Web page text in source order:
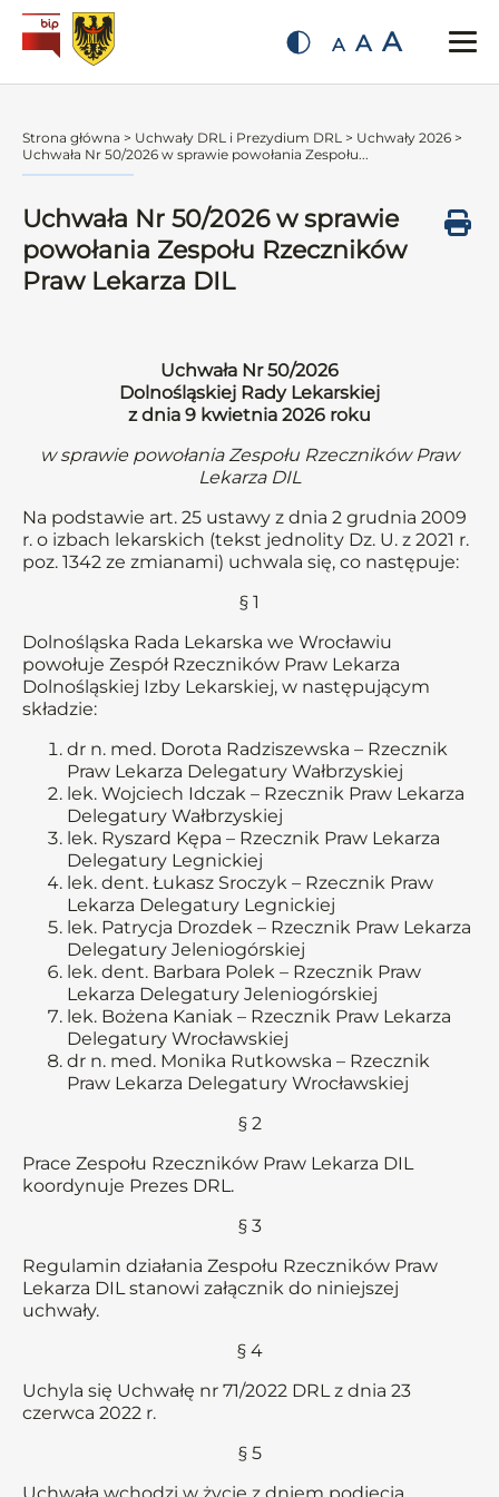
A A A
Strona główna > Uchwały DRL i Prezydium DRL > Uchwały 2026 >
Uchwała Nr 50/2026 w sprawie powołania Zespołu...
Uchwała Nr 50/2026 w sprawie
powołania Zespołu Rzeczników
Praw Lekarza DIL
Uchwała Nr 50/2026
Dolnośląskiej Rady Lekarskiej
z dnia 9 kwietnia 2026 roku
w sprawie powołania Zespołu Rzeczników Praw
Lekarza DIL
Na podstawie art. 25 ustawy z dnia 2 grudnia 2009
r. o izbach lekarskich (tekst jednolity Dz. U. z 2021 r.
poz. 1342 ze zmianami) uchwala się, co następuje:
§ 1
Dolnośląska Rada Lekarska we Wrocławiu
powołuje Zespół Rzeczników Praw Lekarza
Dolnośląskiej Izby Lekarskiej, w następującym
składzie:
dr n. med. Dorota Radziszewska – Rzecznik
Praw Lekarza Delegatury Wałbrzyskiej
lek. Wojciech Idczak – Rzecznik Praw Lekarza
Delegatury Wałbrzyskiej
lek. Ryszard Kępa – Rzecznik Praw Lekarza
Delegatury Legnickiej
lek. dent. Łukasz Sroczyk – Rzecznik Praw
Lekarza Delegatury Legnickiej
lek. Patrycja Drozdek – Rzecznik Praw Lekarza
Delegatury Jeleniogórskiej
lek. dent. Barbara Polek – Rzecznik Praw
Lekarza Delegatury Jeleniogórskiej
lek. Bożena Kaniak – Rzecznik Praw Lekarza
Delegatury Wrocławskiej
dr n. med. Monika Rutkowska – Rzecznik
Praw Lekarza Delegatury Wrocławskiej
§ 2
Prace Zespołu Rzeczników Praw Lekarza DIL
koordynuje Prezes DRL.
§ 3
Regulamin działania Zespołu Rzeczników Praw
Lekarza DIL stanowi załącznik do niniejszej
uchwały.
§ 4
Uchyla się Uchwałę nr 71/2022 DRL z dnia 23
czerwca 2022 r.
§ 5